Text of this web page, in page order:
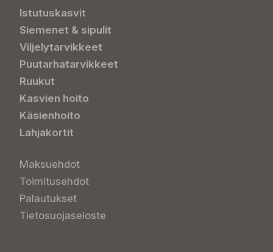
Istutuskasvit
Siemenet & sipulit
Viljelytarvikkeet
Puutarhatarvikkeet
Ruukut
Kasvien hoito
Käsienhoito
Lahjakortit
Maksuehdot
Toimitusehdot
Palautukset
Tietosuojaseloste